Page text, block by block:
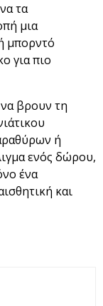
τα
μια
μπορντό
για πιο
βρουν τη
ή
ενός δώρου,
ένα
και